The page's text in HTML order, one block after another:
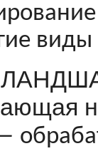
виды